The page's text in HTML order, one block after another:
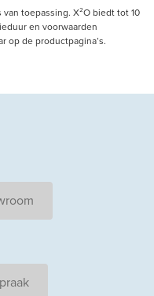
toepassing. X²O biedt tot 10
en voorwaarden
op de productpagina’s.